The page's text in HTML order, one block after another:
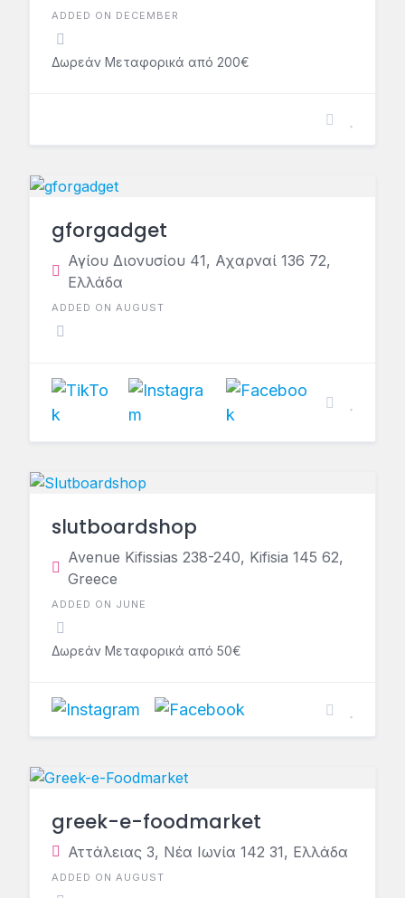
ADDED ON DECEMBER
Δωρεάν Μεταφορικά από 200€
gforgadget
Αγίου Διονυσίου 41, Αχαρναί 136 72,
Ελλάδα
ADDED ON AUGUST
slutboardshop
Avenue Kifissias 238-240, Kifisia 145 62,
Greece
ADDED ON JUNE
Δωρεάν Μεταφορικά από 50€
greek-e-foodmarket
Αττάλειας 3, Νέα Ιωνία 142 31, Ελλάδα
ADDED ON AUGUST